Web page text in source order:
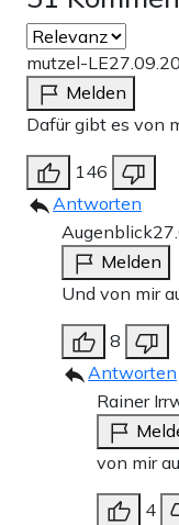
mutzel-LE
Melden
Dafür gibt es von
146
Antworten
Augenblick
Melden
Und von mir
8
Antworten
Rainer
von mir
4